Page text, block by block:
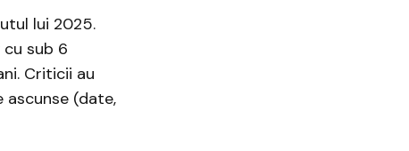
lui 2025.
sub 6
Criticii au
(date,